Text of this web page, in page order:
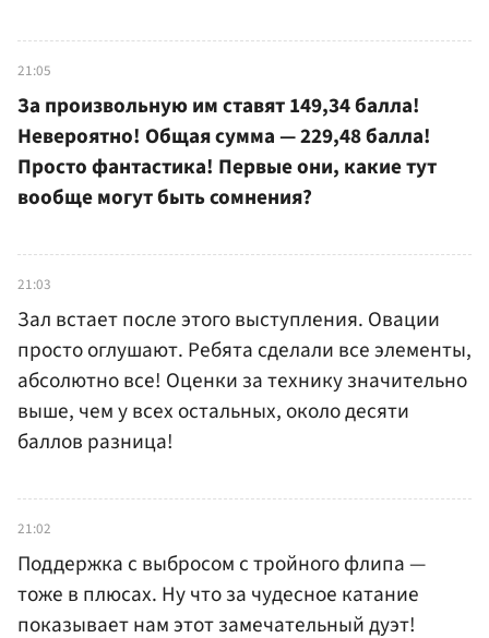
21:05
За произвольную им ставят 149,34 балла!
Невероятно! Общая сумма — 229,48 балла!
Просто фантастика! Первые они, какие тут
вообще могут быть сомнения?
21:03
Зал встает после этого выступления. Овации
просто оглушают. Ребята сделали все элементы,
абсолютно все! Оценки за технику значительно
выше, чем у всех остальных, около десяти
баллов разница!
21:02
Поддержка с выбросом с тройного флипа —
тоже в плюсах. Ну что за чудесное катание
показывает нам этот замечательный дуэт!